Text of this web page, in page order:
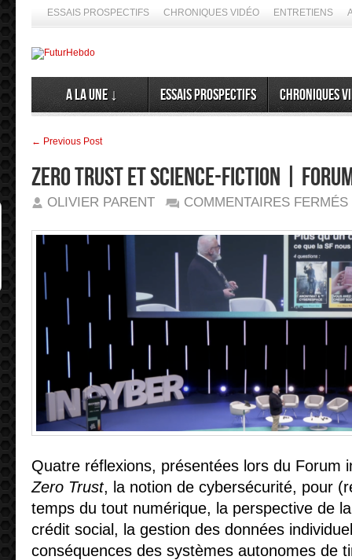
ESSAIS PROSPECTIFS CHRONIQUES VIDÉO ENTRETIENS
A la Une ↓ Essais prospectifs Chroniques
← Previous Post
ZERO TRUST ET SCIENCE-FICTION |
OLIVIER PARENT COMMENTAIRES FERMÉS
Quatre réflexions, présentées lors du Forum
Zero Trust, la notion de cybersécurité, pour
temps du tout numérique, la perspective de
crédit social, la gestion des données
conséquences des systèmes autonomes
➦ Si